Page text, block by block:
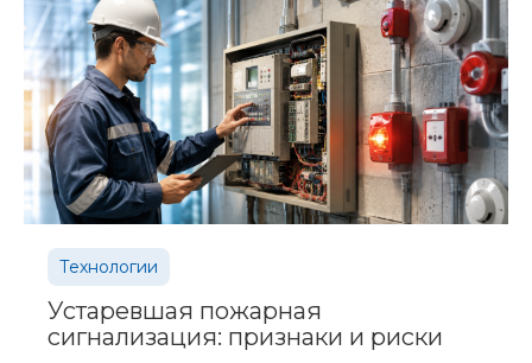
Технологии
Устаревшая пожарная
сигнализация: признаки и риски